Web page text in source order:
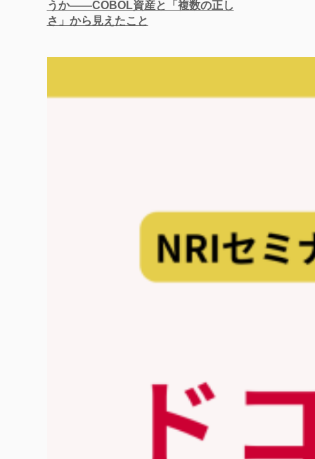
うか——COBOL資産と「複数の正し
さ」から見えたこと